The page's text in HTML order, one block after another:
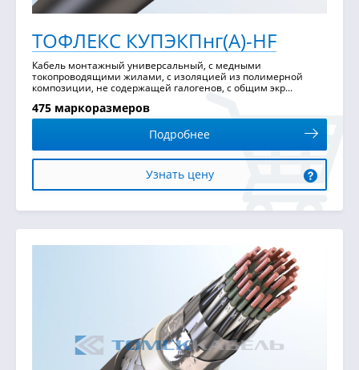
ТОФЛЕКС КУПЭКПнг(А)-HF
Кабель монтажный универсальный, с медными
токопроводящими жилами, с изоляцией из полимерной
композиции, не содержащей галогенов, с общим экр...
475 маркоразмеров
Подробнее
Узнать цену